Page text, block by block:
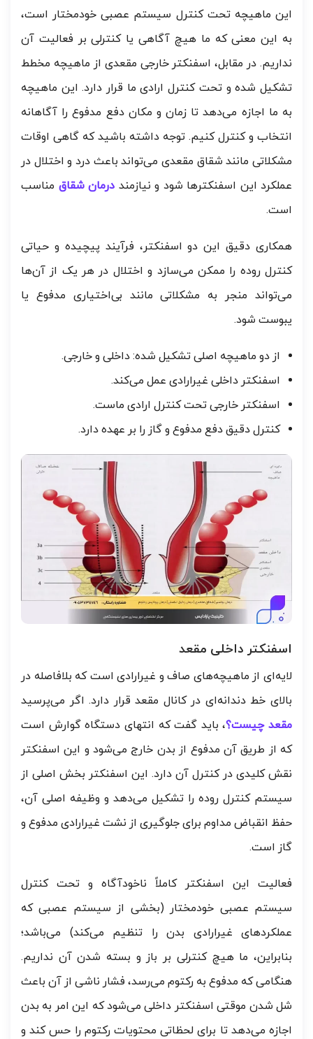
این ماهیچه تحت کنترل سیستم عصبی خودمختار است،
به این معنی که ما هیچ آگاهی یا کنترلی بر فعالیت آن
نداریم. در مقابل، اسفنکتر خارجی مقعدی از ماهیچه مخطط
تشکیل شده و تحت کنترل ارادی ما قرار دارد. این ماهیچه
به ما اجازه می‌دهد تا زمان و مکان دفع مدفوع را آگاهانه
انتخاب و کنترل کنیم. توجه داشته باشید که گاهی اوقات
مشکلاتی مانند شقاق مقعدی می‌تواند باعث درد و اختلال در
عملکرد این اسفنکترها شود و نیازمند درمان شقاق مناسب
است.
همکاری دقیق این دو اسفنکتر، فرآیند پیچیده و حیاتی
کنترل روده را ممکن می‌سازد و اختلال در هر یک از آن‌ها
می‌تواند منجر به مشکلاتی مانند بی‌اختیاری مدفوع یا
یبوست شود.
از دو ماهیچه اصلی تشکیل شده: داخلی و خارجی.
اسفنکتر داخلی غیرارادی عمل می‌کند.
اسفنکتر خارجی تحت کنترل ارادی ماست.
کنترل دقیق دفع مدفوع و گاز را بر عهده دارد.
اسفنکتر داخلی مقعد
لایه‌ای از ماهیچه‌های صاف و غیرارادی است که بلافاصله در
بالای خط دندانه‌ای در کانال مقعد قرار دارد. اگر می‌پرسید
مقعد چیست؟، باید گفت که انتهای دستگاه گوارش است
که از طریق آن مدفوع از بدن خارج می‌شود و این اسفنکتر
نقش کلیدی در کنترل آن دارد. این اسفنکتر بخش اصلی از
سیستم کنترل روده را تشکیل می‌دهد و وظیفه اصلی آن،
حفظ انقباض مداوم برای جلوگیری از نشت غیرارادی مدفوع و
گاز است.
فعالیت این اسفنکتر کاملاً ناخودآگاه و تحت کنترل
سیستم عصبی خودمختار (بخشی از سیستم عصبی که
عملکردهای غیرارادی بدن را تنظیم می‌کند) می‌باشد؛
بنابراین، ما هیچ کنترلی بر باز و بسته شدن آن نداریم.
هنگامی که مدفوع به رکتوم می‌رسد، فشار ناشی از آن باعث
شل شدن موقتی اسفنکتر داخلی می‌شود که این امر به بدن
اجازه می‌دهد تا برای لحظاتی محتویات رکتوم را حس کند و